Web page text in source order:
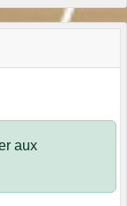
aux